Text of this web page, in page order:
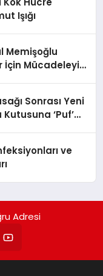
Işığı
Memişoğlu
İçin Mücadeleyi
Sonrası Yeni
‘Puf’
ve
Adresi